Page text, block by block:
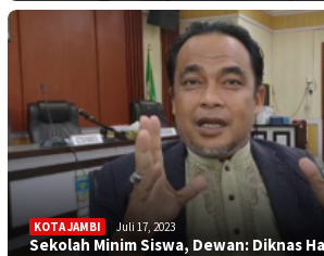
KOTA JAMBI Juli 17, 2023
Sekolah Minim Siswa, Dewan: Diknas